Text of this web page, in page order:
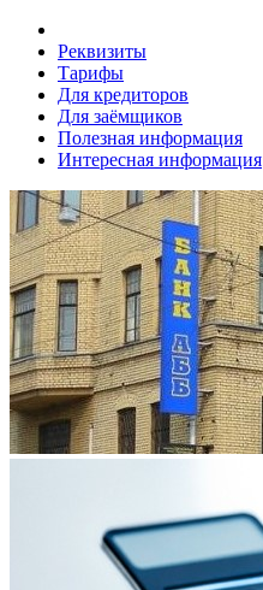
Реквизиты
Тарифы
Для кредиторов
Для заёмщиков
Полезная информация
Интересная информация